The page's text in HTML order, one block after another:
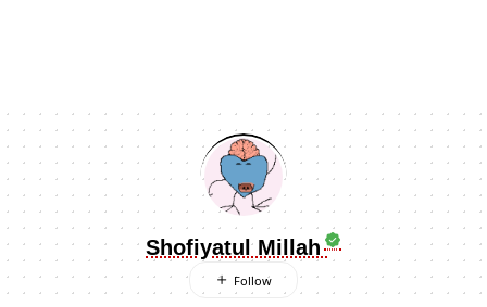
Shofiyatul Millah